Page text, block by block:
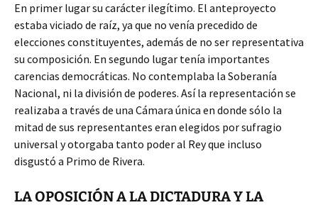
En primer lugar su carácter ilegítimo. El anteproyecto
estaba viciado de raíz, ya que no venía precedido de
elecciones constituyentes, además de no ser representativa
su composición. En segundo lugar tenía importantes
carencias democráticas. No contemplaba la Soberanía
Nacional, ni la división de poderes. Así la representación se
realizaba a través de una Cámara única en donde sólo la
mitad de sus representantes eran elegidos por sufragio
universal y otorgaba tanto poder al Rey que incluso
disgustó a Primo de Rivera.
LA OPOSICIÓN A LA DICTADURA Y LA